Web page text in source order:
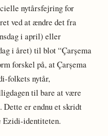
nytårsfejring for
ved at ændre det fra
i april) eller
i året) til blot “Çarșema
forskel på, at Çarșema
folkets nytår,
til bare at være
Dette er endnu et skridt
Ezidi-identiteten.